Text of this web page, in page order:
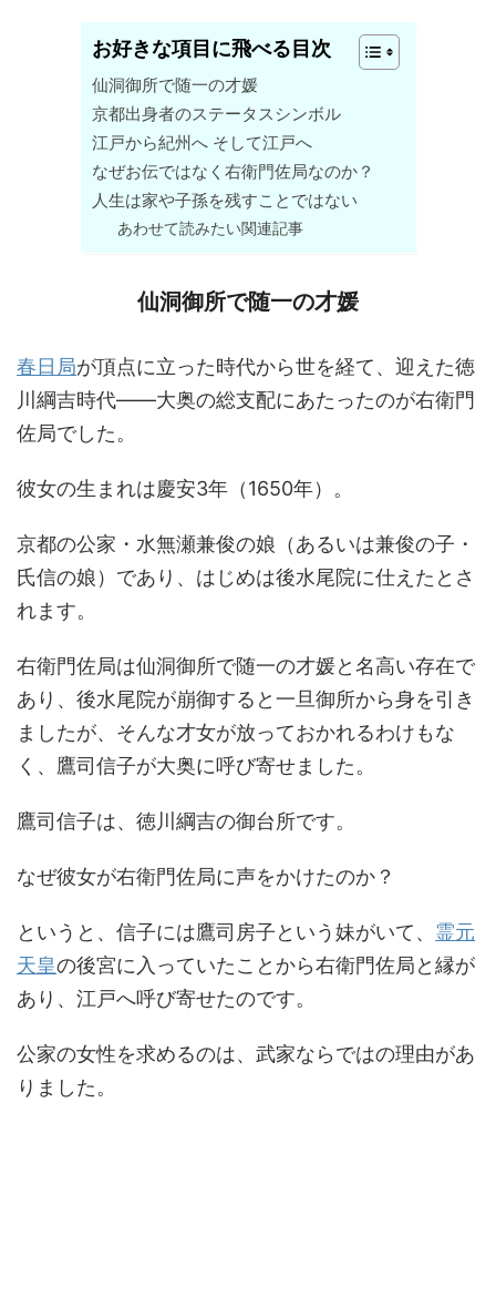
お好きな項目に飛べる目次
仙洞御所で随一の才媛
京都出身者のステータスシンボル
江戸から紀州へ そして江戸へ
なぜお伝ではなく右衛門佐局なのか？
人生は家や子孫を残すことではない
あわせて読みたい関連記事
仙洞御所で随一の才媛
春日局が頂点に立った時代から世を経て、迎えた徳
川綱吉時代――大奥の総支配にあたったのが右衛門
佐局でした。
彼女の生まれは慶安3年（1650年）。
京都の公家・水無瀬兼俊の娘（あるいは兼俊の子・
氏信の娘）であり、はじめは後水尾院に仕えたとさ
れます。
右衛門佐局は仙洞御所で随一の才媛と名高い存在で
あり、後水尾院が崩御すると一旦御所から身を引き
ましたが、そんな才女が放っておかれるわけもな
く、鷹司信子が大奥に呼び寄せました。
鷹司信子は、徳川綱吉の御台所です。
なぜ彼女が右衛門佐局に声をかけたのか？
というと、信子には鷹司房子という妹がいて、 霊元
天皇の後宮に入っていたことから右衛門佐局と縁が
あり、江戸へ呼び寄せたのです。
公家の女性を求めるのは、武家ならではの理由があ
りました。